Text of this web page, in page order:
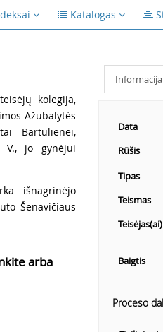
Katalogas
kolegija,
Ažubalytės
Bartulienei,
V., jo gynėjui
išnagrinėjo
Šenavičiaus
arba
Informacija
Data
Rūšis
Tipas
Teismas
Teisėjas(ai)
Baigtis
Proceso